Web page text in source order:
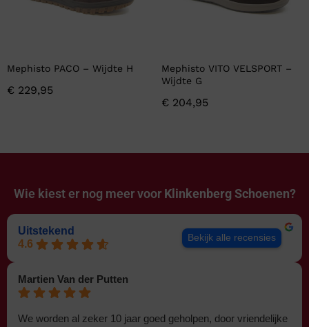
Mephisto PACO – Wijdte H
€ 229,95
Mephisto VITO VELSPORT –
Wijdte G
€ 204,95
Wie kiest er nog meer voor Klinkenberg Schoenen?
Uitstekend
4.6
Bekijk alle recensies
Martien Van der Putten
We worden al zeker 10 jaar goed geholpen, door vriendelijke